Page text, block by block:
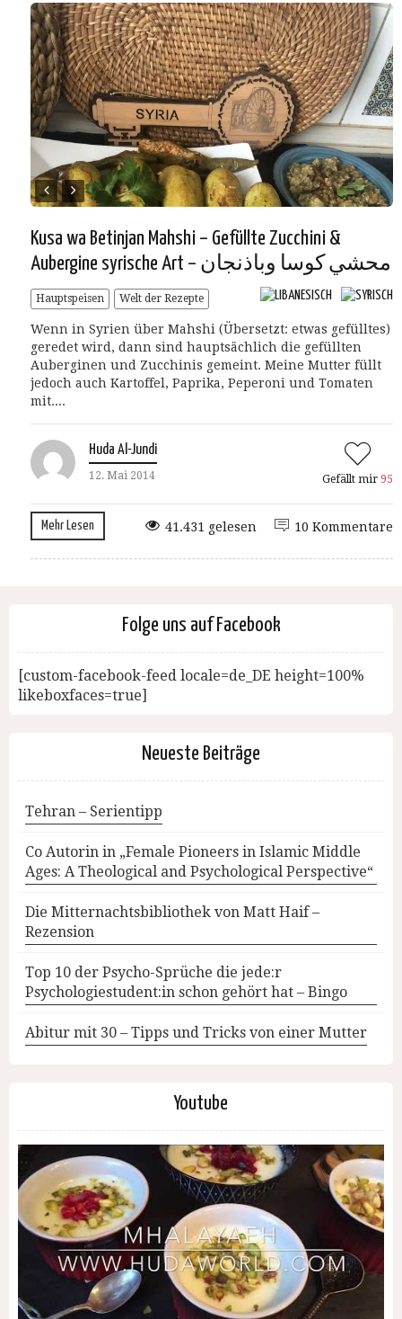
Kusa wa Betinjan Mahshi – Gefüllte Zucchini &
Aubergine syrische Art – محشي كوسا وباذنجان
Hauptspeisen Welt der Rezepte
Wenn in Syrien über Mahshi (Übersetzt: etwas gefülltes)
geredet wird, dann sind hauptsächlich die gefüllten
Auberginen und Zucchinis gemeint. Meine Mutter füllt
jedoch auch Kartoffel, Paprika, Peperoni und Tomaten
mit....
Huda Al-Jundi
12. Mai 2014 Gefällt mir 95
Mehr Lesen 10 Kommentare
41.431 gelesen
Folge uns auf Facebook
[custom-facebook-feed locale=de_DE height=100%
likeboxfaces=true]
Neueste Beiträge
Tehran – Serientipp
Co Autorin in „Female Pioneers in Islamic Middle
Ages: A Theological and Psychological Perspective“
Die Mitternachtsbibliothek von Matt Haif –
Rezension
Top 10 der Psycho-Sprüche die jede:r
Psychologiestudent:in schon gehört hat – Bingo
Abitur mit 30 – Tipps und Tricks von einer Mutter
Youtube